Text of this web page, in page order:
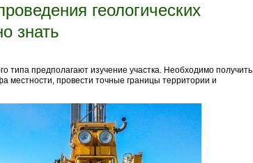
геологических
знать
типа предполагают изучение участка. Необходимо получить
местности, провести точные границы территории и